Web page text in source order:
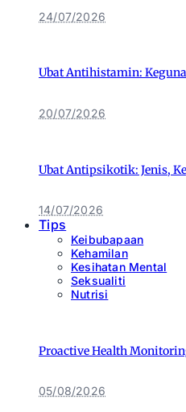
24/07/2026
Ubat Antihistamin:
20/07/2026
Ubat Antipsikotik: Jenis,
14/07/2026
Tips
Keibubapaan
Kehamilan
Kesihatan Mental
Seksualiti
Nutrisi
Proactive Health
05/08/2026